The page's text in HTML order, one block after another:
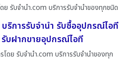
ย รับจํานํา.com บริการรับจำนำของทุกชนิด
ริการรับจำนำ รับซื้ออุปกรณ์ไอที
บฝากขายอุปกรณ์ไอที
โดย รับจํานํา.com บริการรับจำนำของทุก